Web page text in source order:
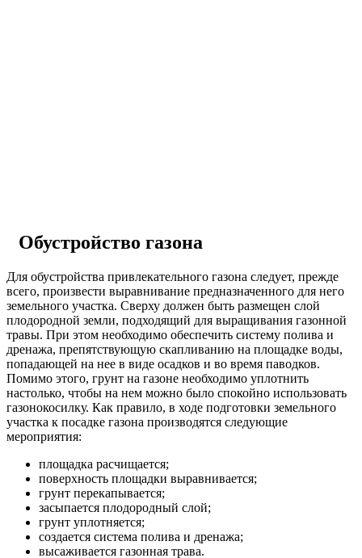
Обустройство газона
Для обустройства привлекательного газона следует, прежде
всего, произвести выравнивание предназначенного для него
земельного участка. Сверху должен быть размещен слой
плодородной земли, подходящий для выращивания газонной
травы. При этом необходимо обеспечить систему полива и
дренажа, препятствующую скапливанию на площадке воды,
попадающей на нее в виде осадков и во время паводков.
Помимо этого, грунт на газоне необходимо уплотнить
настолько, чтобы на нем можно было спокойно использовать
газонокосилку. Как правило, в ходе подготовки земельного
участка к посадке газона производятся следующие
мероприятия:
площадка расчищается;
поверхность площадки выравнивается;
грунт перекапывается;
засыпается плодородный слой;
грунт уплотняется;
создается система полива и дренажа;
высаживается газонная трава.